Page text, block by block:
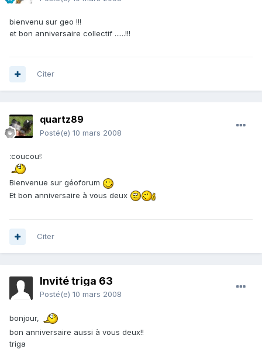
bienvenu sur geo !!!
et bon anniversaire collectif ......!!!
Citer
quartz89
Posté(e) 10 mars 2008
:coucou!:
Bienvenue sur géoforum
Et bon anniversaire à vous deux
Citer
Invité triga 63
Posté(e) 10 mars 2008
bonjour,
bon anniversaire aussi à vous deux!!
triga